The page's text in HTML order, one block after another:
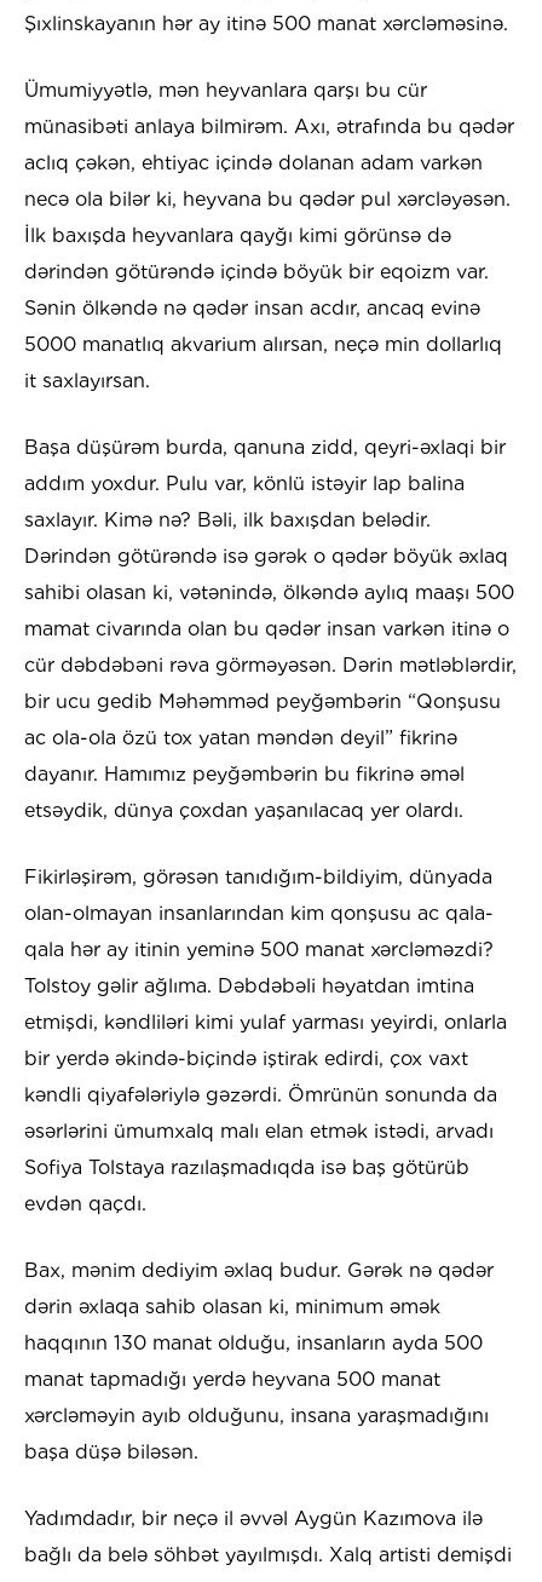
Şıxlinskayanın hər ay itinə 500 manat xərcləməsinə.
Ümumiyyətlə, mən heyvanlara qarşı bu cür
münasibəti anlaya bilmirəm. Axı, ətrafında bu qədər
aclıq çəkən, ehtiyac içində dolanan adam varkən
necə ola bilər ki, heyvana bu qədər pul xərcləyəsən.
İlk baxışda heyvanlara qayğı kimi görünsə də
dərindən götürəndə içində böyük bir eqoizm var.
Sənin ölkəndə nə qədər insan acdır, ancaq evinə
5000 manatlıq akvarium alırsan, neçə min dollarlıq
it saxlayırsan.
Başa düşürəm burda, qanuna zidd, qeyri-əxlaqi bir
addım yoxdur. Pulu var, könlü istəyir lap balina
saxlayır. Kimə nə? Bəli, ilk baxışdan belədir.
Dərindən götürəndə isə gərək o qədər böyük əxlaq
sahibi olasan ki, vətənində, ölkəndə aylıq maaşı 500
mamat civarında olan bu qədər insan varkən itinə o
cür dəbdəbəni rəva görməyəsən. Dərin mətləblərdir,
bir ucu gedib Məhəmməd peyğəmbərin “Qonşusu
ac ola-ola özü tox yatan məndən deyil” fikrinə
dayanır. Hamımız peyğəmbərin bu fikrinə əməl
etsəydik, dünya çoxdan yaşanılacaq yer olardı.
Fikirləşirəm, görəsən tanıdığım-bildiyim, dünyada
olan-olmayan insanlarından kim qonşusu ac qala-
qala hər ay itinin yeminə 500 manat xərcləməzdi?
Tolstoy gəlir ağlıma. Dəbdəbəli həyatdan imtina
etmişdi, kəndliləri kimi yulaf yarması yeyirdi, onlarla
bir yerdə əkində-biçində iştirak edirdi, çox vaxt
kəndli qiyafələriylə gəzərdi. Ömrünün sonunda da
əsərlərini ümumxalq malı elan etmək istədi, arvadı
Sofiya Tolstaya razılaşmadıqda isə baş götürüb
evdən qaçdı.
Bax, mənim dediyim əxlaq budur. Gərək nə qədər
dərin əxlaqa sahib olasan ki, minimum əmək
haqqının 130 manat olduğu, insanların ayda 500
manat tapmadığı yerdə heyvana 500 manat
xərcləməyin ayıb olduğunu, insana yaraşmadığını
başa düşə biləsən.
Yadımdadır, bir neçə il əvvəl Aygün Kazımova ilə
bağlı da belə söhbət yayılmışdı. Xalq artisti demişdi